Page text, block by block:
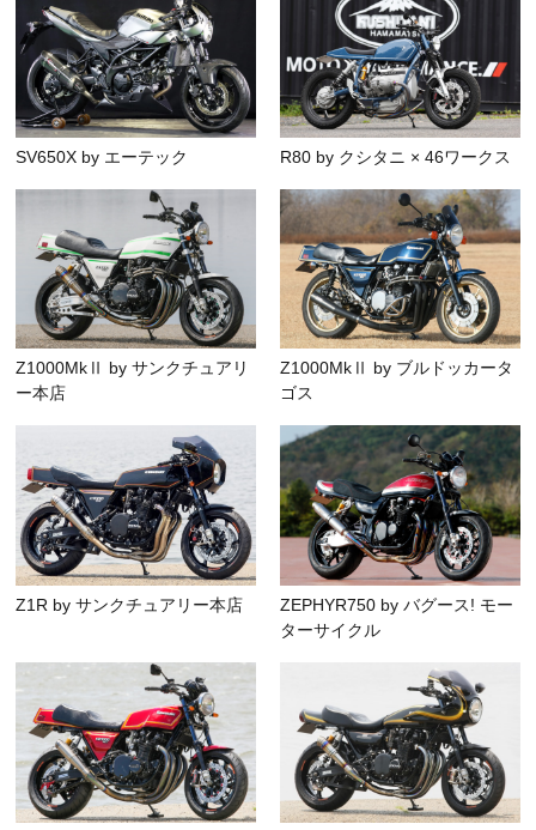
SV650X by エーテック R80 by クシタニ × 46ワークス
Z1000MkⅡ by サンクチュアリ
ー本店
Z1000MkⅡ by ブルドッカータ
ゴス
Z1R by サンクチュアリー本店
ZEPHYR750 by バグース! モー
ターサイクル